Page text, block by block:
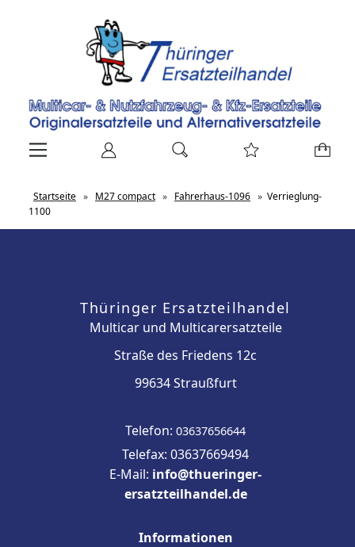
Startseite » M27 compact » Fahrerhaus-1096 » Verrieglung-
1100
Thüringer Ersatzteilhandel
Multicar und Multicarersatzteile
Straße des Friedens 12c
99634 Straußfurt
Telefon: 03637656644
Telefax: 03637669494
E-Mail: info@thueringer-
ersatzteilhandel.de
Informationen